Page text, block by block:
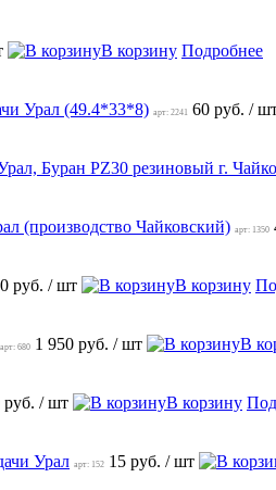
В корзину Подробнее
Урал (49.4*33*8) арт: 2241 60 руб. /
Буран PZ30 резиновый г.
(производство Чайковский) арт: 1350
руб. / шт В корзину
арт: 680 1 950 руб. / шт В
руб. / шт В корзину
Урал арт: 152 15 руб. / шт